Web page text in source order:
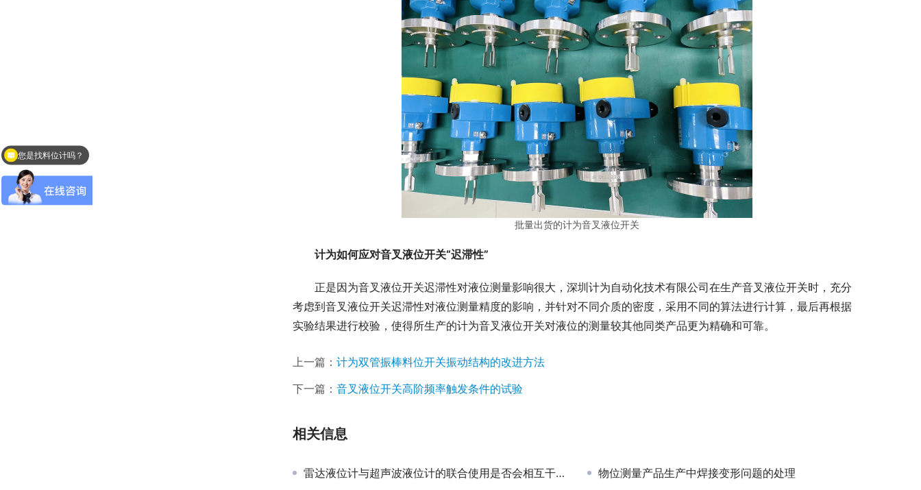
批量出货的计为音叉液位开关
计为如何应对音叉液位开关“迟滞性”
正是因为音叉液位开关迟滞性对液位测量影响很大，深圳计为自动化技术有限公司在生产音叉液位开关时，充分
考虑到音叉液位开关迟滞性对液位测量精度的影响，并针对不同介质的密度，采用不同的算法进行计算，最后再根据
实验结果进行校验，使得所生产的计为音叉液位开关对液位的测量较其他同类产品更为精确和可靠。
上一篇： 计为双管振棒料位开关振动结构的改进方法
下一篇： 音叉液位开关高阶频率触发条件的试验
相关信息
雷达液位计与超声波液位计的联合使用是否会相互干扰？ 物位测量产品生产中焊接变形问题的处理
您是找料位计吗？